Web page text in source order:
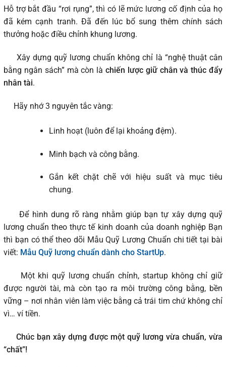
Hỗ trợ bắt đầu “rơi rụng”, thì có lẽ mức lương cố định của họ
đã kém cạnh tranh. Đã đến lúc bổ sung thêm chính sách
thưởng hoặc điều chỉnh khung lương.
Xây dựng quỹ lương chuẩn không chỉ là “nghệ thuật cân
bằng ngân sách” mà còn là chiến lược giữ chân và thúc đẩy
nhân tài.
Hãy nhớ 3 nguyên tắc vàng:
Linh hoạt (luôn để lại khoảng đệm).
Minh bạch và công bằng.
Gắn kết chặt chẽ với hiệu suất và mục tiêu
chung.
Để hình dung rõ ràng nhằm giúp bạn tự xây dựng quỹ
lương chuẩn theo thực tế kinh doanh của doanh nghiệp Bạn
thì bạn có thể theo dõi Mẫu Quỹ Lương Chuẩn chi tiết tại bài
viết: Mẫu Quỹ lương chuẩn dành cho StartUp.
Một khi quỹ lương chuẩn chỉnh, startup không chỉ giữ
được người tài, mà còn tạo ra môi trường công bằng, bền
vững – nơi nhân viên làm việc bằng cả trái tim chứ không chỉ
vì… ví tiền.
Chúc bạn xây dựng được một quỹ lương vừa chuẩn, vừa
“chất”!